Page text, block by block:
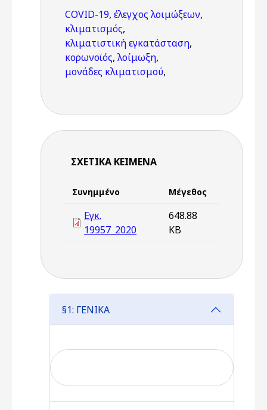
COVID-19, έλεγχος λοιμώξεων,
κλιματισμός,
κλιματιστική εγκατάσταση,
κορωνοϊός, λοίμωξη,
μονάδες κλιματισμού,
ΣΧΕΤΙΚΆ ΚΕΊΜΕΝΑ
Συνημμένο Μέγεθος
Εγκ.
19957_2020
648.88
KB
§1: ΓΕΝΙΚΑ